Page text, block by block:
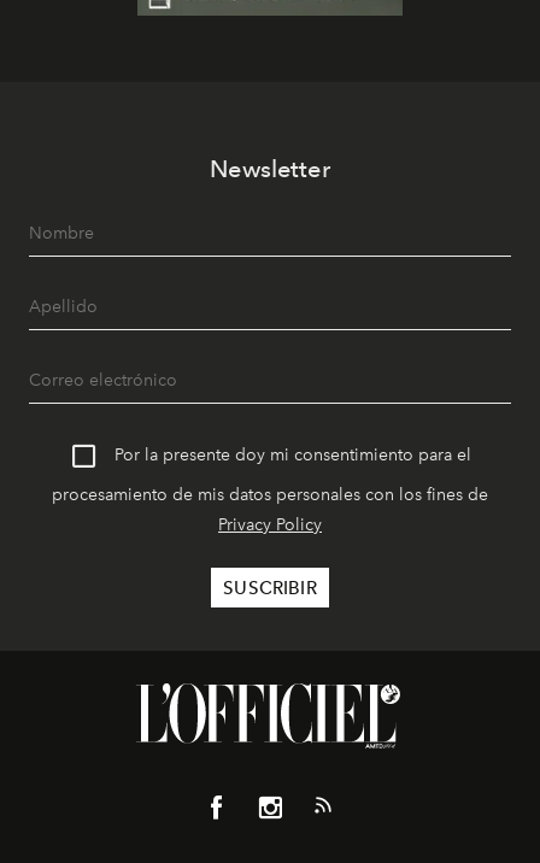
Newsletter
Por la presente doy mi consentimiento para el
procesamiento de mis datos personales con los fines de
Privacy Policy